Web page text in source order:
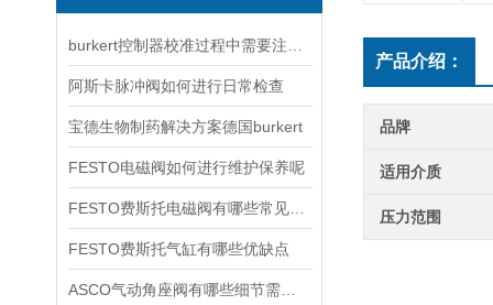
阿斯卡脉冲阀如何进行日常检查
宝德生物制药解决方案德国burkert
FESTO电磁阀如何进行维护保养呢
FESTO费斯托气缸有哪些优缺点
产品介绍：
品牌
适用介质
压力范围